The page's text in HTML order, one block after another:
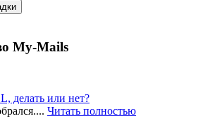
My-Mails
делать или нет?
Читать полностью